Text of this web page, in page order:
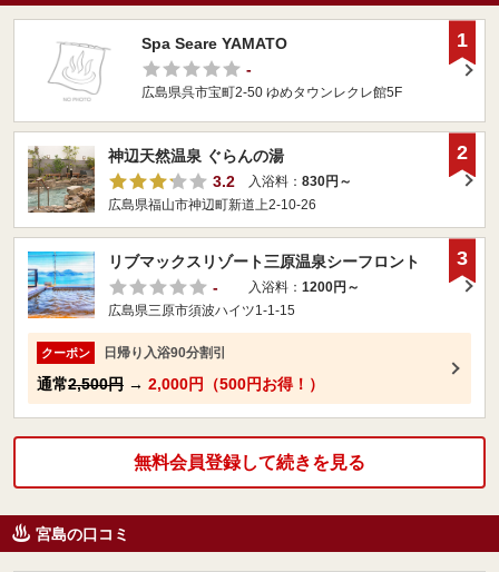
Spa Seare YAMATO
-
広島県呉市宝町2-50 ゆめタウンレクレ館5F
1
神辺天然温泉 ぐらんの湯
3.2
入浴料： 830円～
広島県福山市神辺町新道上2-10-26
2
リブマックスリゾート三原温泉シーフロント
-
入浴料： 1200円～
広島県三原市須波ハイツ1-1-15
クーポン 日帰り入浴90分割引
通常2,500円 → 2,000円（500円お得！）
3
無料会員登録して続きを見る
宮島の口コミ